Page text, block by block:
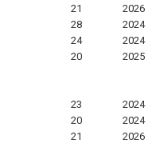
21
2026
28
2024
24
2024
20 2025
23
2024
20
2024
21 2026